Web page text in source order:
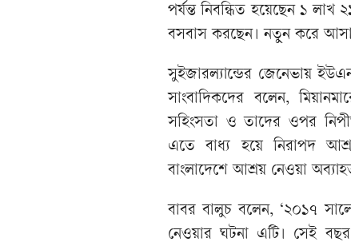
পর্যন্ত নিবন্ধিত হয়েছেন ১
বসবাস করছেন। নতুন করে আসা
সুইজারল্যান্ডের জেনেভায়
সাংবাদিকদের বলেন,
সহিংসতা ও তাদের ওপর
এতে বাধ্য হয়ে নিরাপদ
বাংলাদেশে আশ্রয় নেওয়া
বাবর বালুচ বলেন, ‘২০১৭
নেওয়ার ঘটনা এটি। সেই বছর